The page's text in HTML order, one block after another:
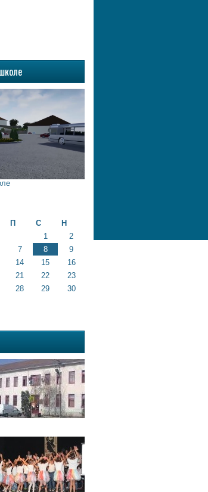
П С Н
1
2
7 8
9
14 15
16
21 22
23
28 29
30